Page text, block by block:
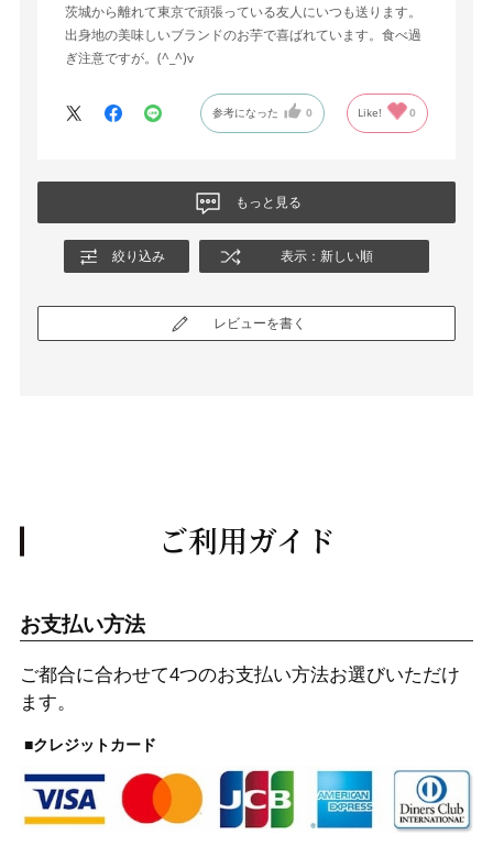
茨城から離れて東京で頑張っている友人にいつも送ります。
出身地の美味しいブランドのお芋で喜ばれています。食べ過
ぎ注意ですが。(^_^)v
参考になった 0 Like! 0
もっと見る
絞り込み 表示：新しい順
レビューを書く
ご利用ガイド
お支払い方法
ご都合に合わせて4つのお支払い方法お選びいただけ
ます。
■クレジットカード